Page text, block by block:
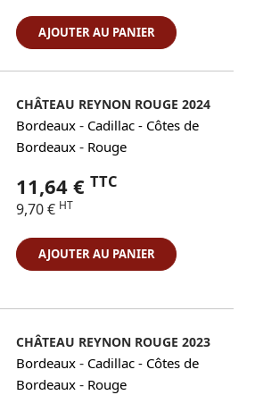
AJOUTER AU PANIER
CHÂTEAU REYNON ROUGE 2024
Bordeaux - Cadillac - Côtes de
Bordeaux - Rouge
11,64 € TTC
9,70 € HT
AJOUTER AU PANIER
CHÂTEAU REYNON ROUGE 2023
Bordeaux - Cadillac - Côtes de
Bordeaux - Rouge